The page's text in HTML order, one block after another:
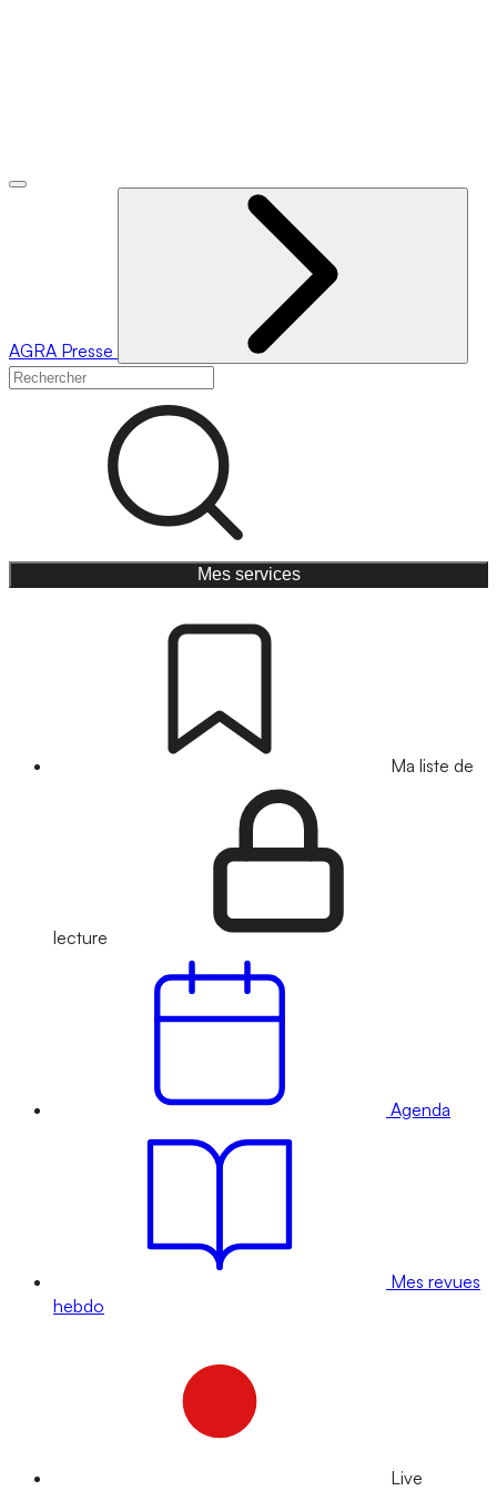
AGRA Presse
Mes services
Ma liste de
lecture
Agenda
Mes revues
hebdo
Live